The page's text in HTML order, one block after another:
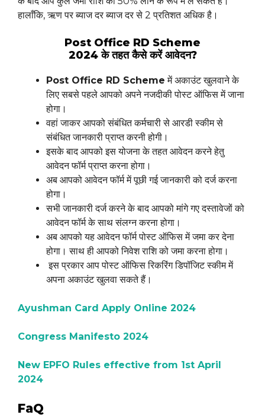
हालाँकि, ऋण पर ब्याज दर ब्याज दर से 2 प्रतिशत अधिक है।
Post Office RD Scheme
2024 के तहत कैसे करें आवेदन?
Post Office RD Scheme में अकाउंट खुलवाने के
लिए सबसे पहले आपको अपने नजदीकी पोस्ट ऑफिस में जाना
होगा।
वहां जाकर आपको संबंधित कर्मचारी से आरडी स्कीम से
संबंधित जानकारी प्राप्त करनी होगी।
इसके बाद आपको इस योजना के तहत आवेदन करने हेतु
आवेदन फॉर्म प्राप्त करना होगा।
अब आपको आवेदन फॉर्म में पूछी गई जानकारी को दर्ज करना
होगा।
सभी जानकारी दर्ज करने के बाद आपको मांगे गए दस्तावेजों को
आवेदन फॉर्म के साथ संलग्न करना होगा।
अब आपको यह आवेदन फॉर्म पोस्ट ऑफिस में जमा कर देना
होगा। साथ ही आपको निवेश राशि को जमा करना होगा।
इस प्रकार आप पोस्ट ऑफिस रिकरिंग डिपॉजिट स्कीम में
अपना अकाउंट खुलवा सकते हैं।
Ayushman Card Apply Online 2024
Congress Manifesto 2024
New EPFO Rules effective from 1st April
2024
FaQ